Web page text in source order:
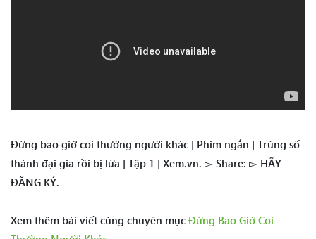
Đừng bao giờ coi thường người khác | Phim ngắn | Trúng số
thành đại gia rồi bị lừa | Tập 1 | Xem.vn. ▻ Share: ▻ HÃY
ĐĂNG KÝ.
Xem thêm bài viết cùng chuyên mục Đừng Bao Giờ Coi